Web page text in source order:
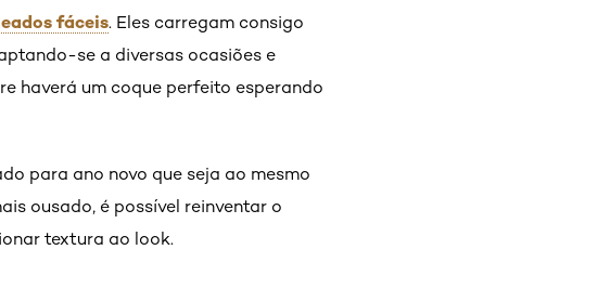
fáceis. Eles carregam consigo
se a diversas ocasiões e
haverá um coque perfeito esperando
para ano novo que seja ao mesmo
ousado, é possível reinventar o
textura ao look.